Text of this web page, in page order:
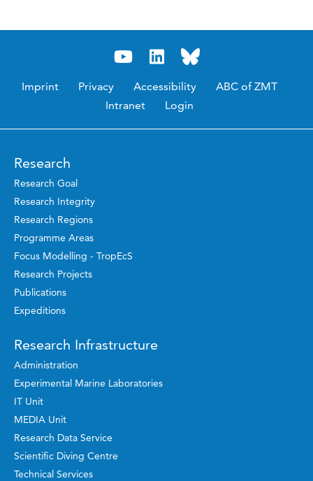
Imprint Privacy Accessibility
ABC of ZMT
Intranet
Login
Research
Research Goal
Research Integrity
Research Regions
Programme Areas
Focus Modelling - TropEcS
Research Projects
Publications
Expeditions
Research Infrastructure
Administration
Experimental Marine Laboratories
IT Unit
MEDIA Unit
Research Data Service
Scientific Diving Centre
Technical Services